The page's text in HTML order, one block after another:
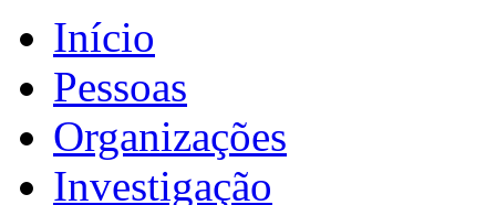
Início
Pessoas
Organizações
Investigação